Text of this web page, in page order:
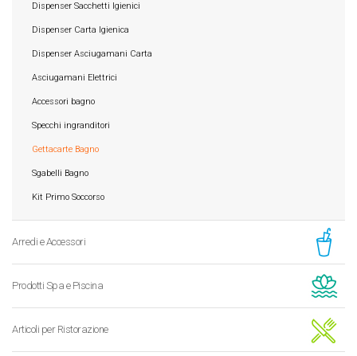
Dispenser Sacchetti Igienici
Dispenser Carta Igienica
Dispenser Asciugamani Carta
Asciugamani Elettrici
Accessori bagno
Specchi ingranditori
Gettacarte Bagno
Sgabelli Bagno
Kit Primo Soccorso
Arredi e Accessori
Prodotti Spa e Piscina
Articoli per Ristorazione